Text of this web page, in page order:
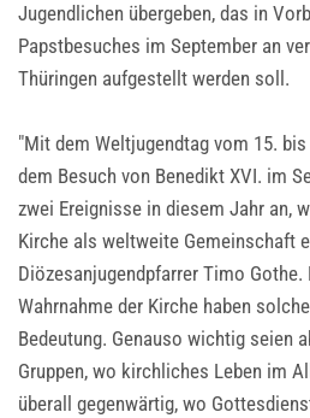
Jugendlichen übergeben, das in
Papstbesuches im September an
Thüringen aufgestellt werden soll.
"Mit dem Weltjugendtag vom 15.
dem Besuch von Benedikt XVI. im
zwei Ereignisse in diesem Jahr an,
Kirche als weltweite Gemeinschaft
Diözesanjugendpfarrer Timo
Wahrnahme der Kirche haben
Bedeutung. Genauso wichtig seien
Gruppen, wo kirchliches Leben im
überall gegenwärtig, wo